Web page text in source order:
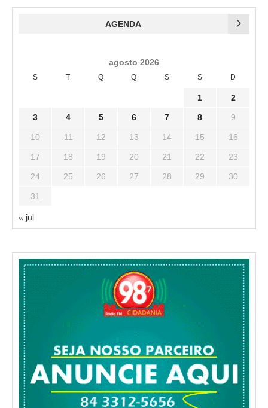
AGENDA
agosto 2026
S T Q Q S S D
1 2
3 4 5 6 7 8 9
10 11 12 13 14 15 16
17 18 19 20 21 22 23
24 25 26 27 28 29 30
31
« jul